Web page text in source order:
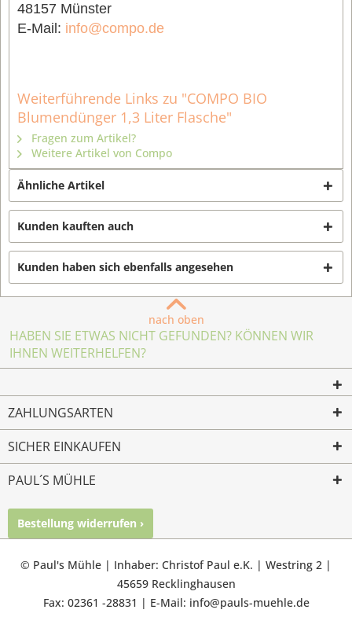
48157 Münster
E-Mail: info@compo.de
Weiterführende Links zu "COMPO BIO
Blumendünger 1,3 Liter Flasche"
Fragen zum Artikel?
Weitere Artikel von Compo
Ähnliche Artikel
Kunden kauften auch
Kunden haben sich ebenfalls angesehen
nach oben
HABEN SIE ETWAS NICHT GEFUNDEN? KÖNNEN WIR
IHNEN WEITERHELFEN?
ZAHLUNGSARTEN
SICHER EINKAUFEN
PAUL´S MÜHLE
Bestellung widerrufen ›
© Paul's Mühle | Inhaber: Christof Paul e.K. | Westring 2 |
45659 Recklinghausen
Fax: 02361 -28831 | E-Mail: info@pauls-muehle.de